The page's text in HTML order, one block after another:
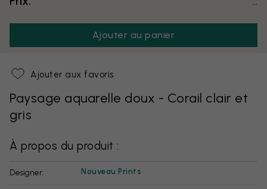
Ajouter au panier
Ajouter aux favoris
Paysage aquarelle doux - Corail clair et
gris
À propos du produit :
Designer: Nouveau Prints